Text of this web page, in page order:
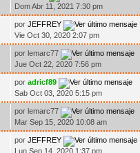
Dom Abr 11, 2021 7:30 pm
por JEFFREY
Vie Oct 30, 2020 2:07 pm
por lemarc77
Jue Oct 22, 2020 7:56 pm
por adricf89
Sab Oct 03, 2020 5:15 pm
por lemarc77
Mar Sep 15, 2020 10:08 am
por JEFFREY
Lun Sep 14, 2020 1:37 pm